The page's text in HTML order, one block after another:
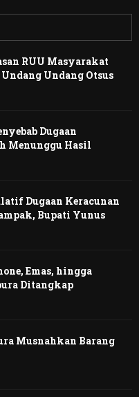
RUU Masyarakat
Undang Otsus
Dugaan
Menunggu Hasil
Dugaan Keracunan
Bupati Yunus
Emas, hingga
Ditangkap
Musnahkan Barang